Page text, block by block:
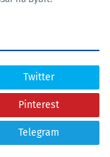
Twitter
Pinterest
Telegram